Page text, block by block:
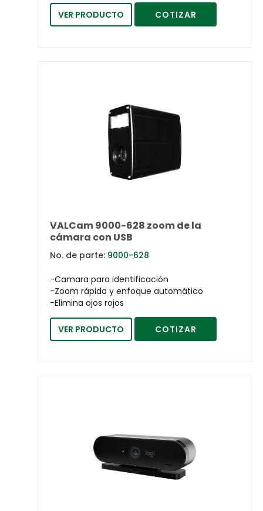
VER PRODUCTO COTIZAR
VALCam 9000-628 zoom de la
cámara con USB
No. de parte: 9000-628
-Camara para identificación
-Zoom rápido y enfoque automático
-Elimina ojos rojos
VER PRODUCTO COTIZAR